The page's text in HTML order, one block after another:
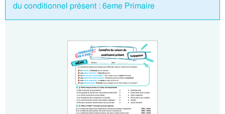
du conditionnel présent : 6eme Primaire